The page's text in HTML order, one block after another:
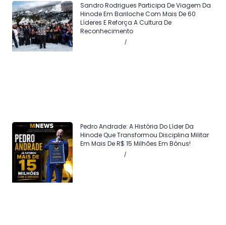
Sandro Rodrigues Participa De Viagem Da
Hinode Em Bariloche Com Mais De 60
Líderes E Reforça A Cultura De
Reconhecimento
Pedro Andrade: A História Do Líder Da
Hinode Que Transformou Disciplina Militar
Em Mais De R$ 15 Milhões Em Bônus!